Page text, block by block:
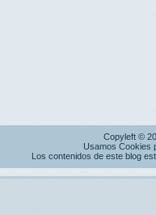
Copyleft ©
Usamos Cookies
Los contenidos de este blog